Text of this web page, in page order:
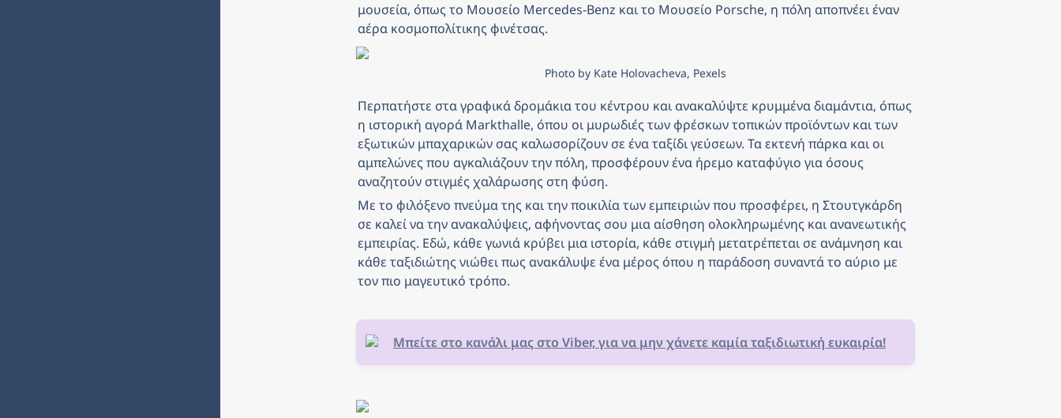
μουσεία, όπως το Μουσείο Mercedes-Benz και το Μουσείο Porsche, η πόλη αποπνέει έναν
αέρα κοσμοπολίτικης φινέτσας.
Photo by Kate Holovacheva, Pexels
Περπατήστε στα γραφικά δρομάκια του κέντρου και ανακαλύψτε κρυμμένα διαμάντια, όπως
η ιστορική αγορά Markthalle, όπου οι μυρωδιές των φρέσκων τοπικών προϊόντων και των
εξωτικών μπαχαρικών σας καλωσορίζουν σε ένα ταξίδι γεύσεων. Τα εκτενή πάρκα και οι
αμπελώνες που αγκαλιάζουν την πόλη, προσφέρουν ένα ήρεμο καταφύγιο για όσους
αναζητούν στιγμές χαλάρωσης στη φύση.
Με το φιλόξενο πνεύμα της και την ποικιλία των εμπειριών που προσφέρει, η Στουτγκάρδη
σε καλεί να την ανακαλύψεις, αφήνοντας σου μια αίσθηση ολοκληρωμένης και ανανεωτικής
εμπειρίας. Εδώ, κάθε γωνιά κρύβει μια ιστορία, κάθε στιγμή μετατρέπεται σε ανάμνηση και
κάθε ταξιδιώτης νιώθει πως ανακάλυψε ένα μέρος όπου η παράδοση συναντά το αύριο με
τον πιο μαγευτικό τρόπο.
Μπείτε στο κανάλι μας στο Viber, για να μην χάνετε καμία ταξιδιωτική ευκαιρία!